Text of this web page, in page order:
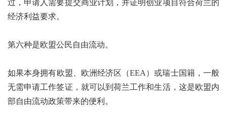
过，申请人需要提交商业计划，并证明创业项目符合荷兰的
经济利益要求。
第六种是欧盟公民自由流动。
如果本身拥有欧盟、欧洲经济区（EEA）或瑞士国籍，一般
无需申请工作签证，就可以到荷兰工作和生活，这是欧盟内
部自由流动政策带来的便利。